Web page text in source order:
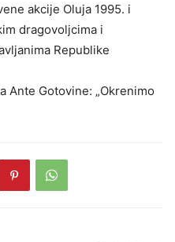
akcije Oluja 1995. i
dragovoljcima i
Republike
Ante Gotovine: „Okrenimo